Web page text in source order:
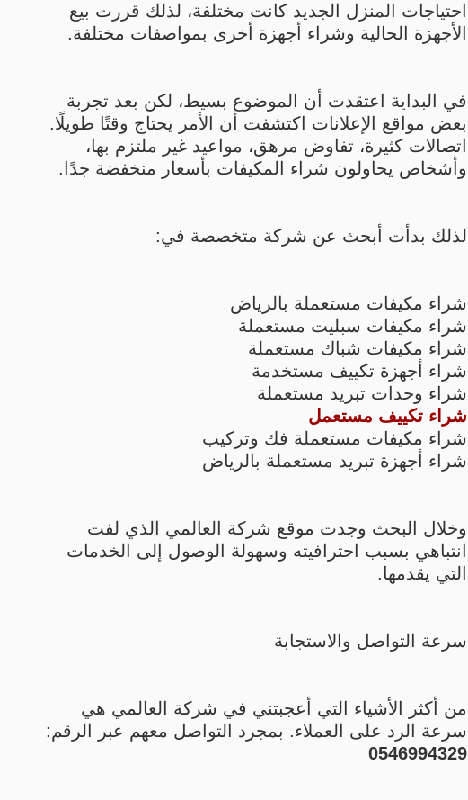
احتياجات المنزل الجديد كانت مختلفة، لذلك قررت بيع
الأجهزة الحالية وشراء أجهزة أخرى بمواصفات مختلفة.
في البداية اعتقدت أن الموضوع بسيط، لكن بعد تجربة
بعض مواقع الإعلانات اكتشفت أن الأمر يحتاج وقتًا طويلًا.
اتصالات كثيرة، تفاوض مرهق، مواعيد غير ملتزم بها،
وأشخاص يحاولون شراء المكيفات بأسعار منخفضة جدًا.
لذلك بدأت أبحث عن شركة متخصصة في:
شراء مكيفات مستعملة بالرياض
شراء مكيفات سبليت مستعملة
شراء مكيفات شباك مستعملة
شراء أجهزة تكييف مستخدمة
شراء وحدات تبريد مستعملة
شراء تكييف مستعمل
شراء مكيفات مستعملة فك وتركيب
شراء أجهزة تبريد مستعملة بالرياض
وخلال البحث وجدت موقع شركة العالمي الذي لفت
انتباهي بسبب احترافيته وسهولة الوصول إلى الخدمات
التي يقدمها.
سرعة التواصل والاستجابة
من أكثر الأشياء التي أعجبتني في شركة العالمي هي
سرعة الرد على العملاء. بمجرد التواصل معهم عبر الرقم:
0546994329